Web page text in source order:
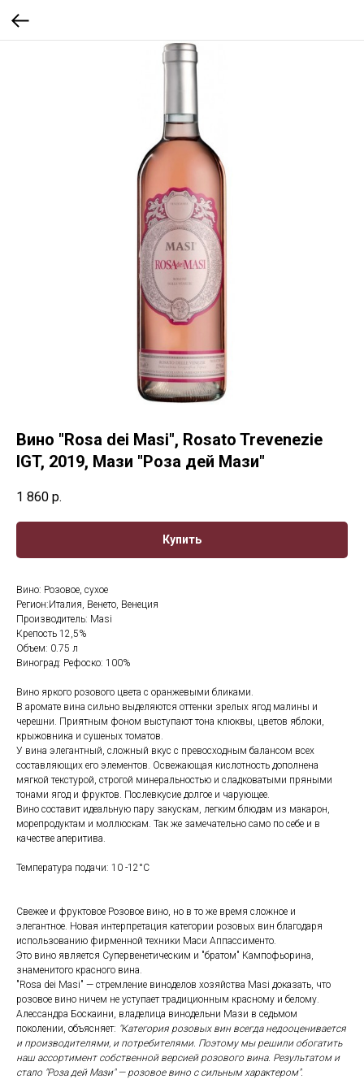
Вино "Rosa dei Masi", Rosato Trevenezie
IGT, 2019, Мази "Роза дей Мази"
1 860 р.
Купить
Вино: Розовое, сухое
Регион:Италия, Венето, Венеция
Производитель: Masi
Крепость 12,5%
Объем: 0.75 л
Виноград: Рефоско: 100%
Вино яркого розового цвета с оранжевыми бликами.
В аромате вина сильно выделяются оттенки зрелых ягод малины и
черешни. Приятным фоном выступают тона клюквы, цветов яблоки,
крыжовника и сушеных томатов.
У вина элегантный, сложный вкус с превосходным балансом всех
составляющих его элементов. Освежающая кислотность дополнена
мягкой текстурой, строгой минеральностью и сладковатыми пряными
тонами ягод и фруктов. Послевкусие долгое и чарующее.
Вино составит идеальную пару закускам, легким блюдам из макарон,
морепродуктам и моллюскам. Так же замечательно само по себе и в
качестве аперитива.
Температура подачи: 10 -12°С
Свежее и фруктовое Розовое вино, но в то же время сложное и
элегантное. Новая интерпретация категории розовых вин благодаря
использованию фирменной техники Маси Аппассименто.
Это вино является Супервенетическим и "братом" Кампофьорина,
знаменитого красного вина.
"Rosa dei Masi" — стремление виноделов хозяйства Masi доказать, что
розовое вино ничем не уступает традиционным красному и белому.
Алессандра Боскаини, владелица винодельни Мази в седьмом
поколении, объясняет: "Категория розовых вин всегда недооценивается
и производителями, и потребителями. Поэтому мы решили обогатить
наш ассортимент собственной версией розового вина. Результатом и
стало "Роза дей Мази" — розовое вино с сильным характером".